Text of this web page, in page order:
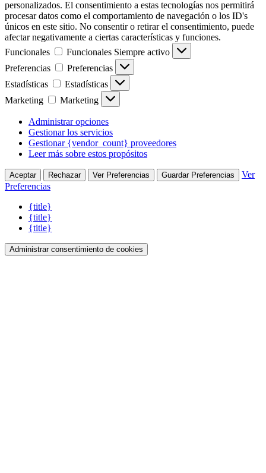
personalizados. El consentimiento a estas tecnologías nos permitirá
procesar datos como el comportamiento de navegación o los ID's
únicos en este sitio. No consentir o retirar el consentimiento, puede
afectar negativamente a ciertas características y funciones.
Funcionales
Funcionales Siempre activo
Preferencias
Preferencias
Estadísticas
Estadísticas
Marketing
Marketing
Administrar opciones
Gestionar los servicios
Gestionar {vendor_count} proveedores
Leer más sobre estos propósitos
Aceptar Rechazar Ver Preferencias Guardar Preferencias
Ver
Preferencias
{title}
{title}
{title}
Administrar consentimiento de cookies